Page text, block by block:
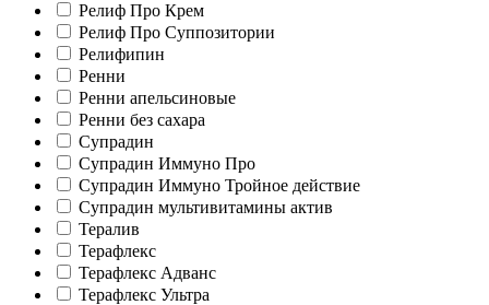
Релиф Про Крем
Релиф Про Суппозитории
Релифипин
Ренни
Ренни апельсиновые
Ренни без сахара
Супрадин
Супрадин Иммуно Про
Супрадин Иммуно Тройное действие
Супрадин мультивитамины актив
Тералив
Терафлекс
Терафлекс Адванс
Терафлекс Ультра